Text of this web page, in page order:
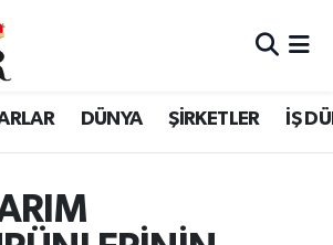
DÜNYA ŞİRKETLER İŞ
Durumu ve Fikstür